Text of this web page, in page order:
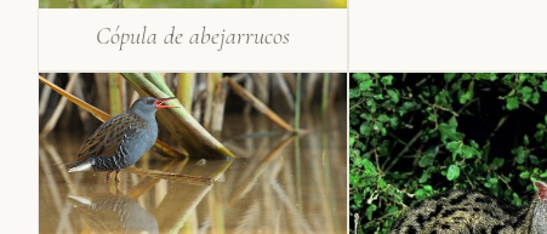
Cópula de abejarrucos